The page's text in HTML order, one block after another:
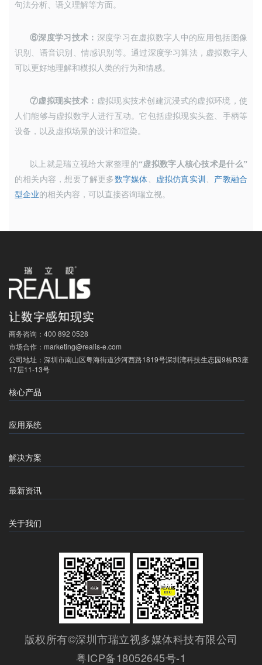
句法分析、语义理解等方面。
⑥深度学习技术： 深度学习在虚拟数字人中的应用包括图像
识别、语音识别、情感识别等。通过深度学习算法，虚拟数字人
可以更好地理解和模拟人类的行为和情感。
⑦虚拟现实技术： 虚拟现实技术创建沉浸式的虚拟环境，使
人们能够与虚拟数字人进行互动。它包括虚拟现实头盔、手柄等
设备，以及虚拟场景的设计和渲染。
以上就是瑞立视给大家整理的“虚拟数字人核心技术是什么”
的相关内容，想要了解更多 数字媒体 、 虚拟仿真实训 、 产教融合
型企业的相关内容，可以直接咨询瑞立视。
商务咨询： 400 892 0528
市场合作： marketing@realis-e.com
公司地址： 深圳市南山区粤海街道沙河西路1819号深圳湾科技生态园9栋B3座
17层11-13号
核心产品
应用系统
解决方案
最新资讯
关于我们
版权所有©深圳市瑞立视多媒体科技有限公司
粤ICP备18052645号-1